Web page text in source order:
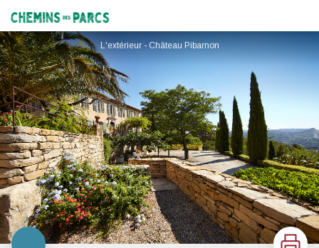
Chemins des Parcs
L'extérieur - Château Pibarnon
Imprimer